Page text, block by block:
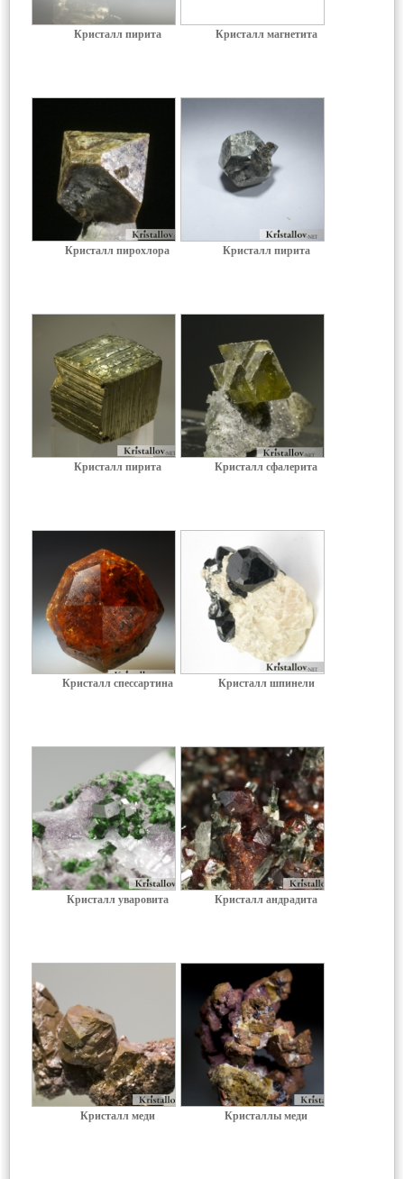
Кристалл пирита Кристалл магнетита
Кристалл пирохлора Кристалл пирита
Кристалл пирита Кристалл сфалерита
Кристалл спессартина Кристалл шпинели
Кристалл уваровита Кристалл андрадита
Кристалл меди Кристаллы меди